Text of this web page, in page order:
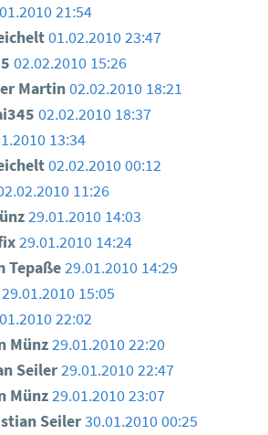
21:54
01.02.2010 23:47
02.02.2010 15:26
Martin02.02.2010 18:21
02.02.2010 18:37
13:34
02.02.2010 00:12
11:26
29.01.2010 14:03
29.01.2010 14:24
Tepaße29.01.2010 14:29
29.01.2010 15:05
22:02
Münz29.01.2010 22:20
Seiler29.01.2010 22:47
Münz29.01.2010 23:07
Seiler30.01.2010 00:25